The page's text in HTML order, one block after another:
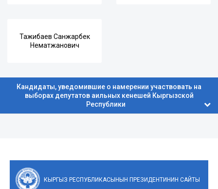
Тажибаев Санжарбек
Нематжанович
Кандидаты, уведомившие о намерении участвовать на
выборах депутатов аильных кенешей Кыргызской
Республики
КЫРГЫЗ РЕСПУБЛИКАСЫНЫН ПРЕЗИДЕНТИНИН САЙТЫ